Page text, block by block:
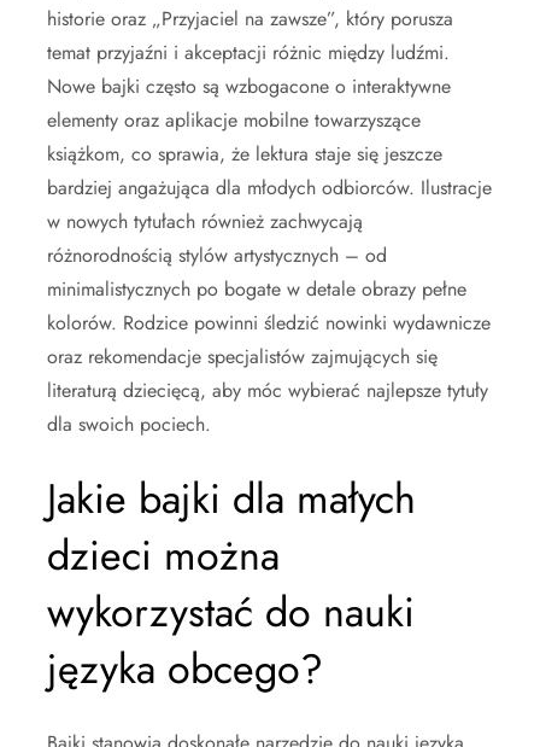
historie oraz „Przyjaciel na zawsze”, który porusza
temat przyjaźni i akceptacji różnic między ludźmi.
Nowe bajki często są wzbogacone o interaktywne
elementy oraz aplikacje mobilne towarzyszące
książkom, co sprawia, że lektura staje się jeszcze
bardziej angażująca dla młodych odbiorców. Ilustracje
w nowych tytułach również zachwycają
różnorodnością stylów artystycznych – od
minimalistycznych po bogate w detale obrazy pełne
kolorów. Rodzice powinni śledzić nowinki wydawnicze
oraz rekomendacje specjalistów zajmujących się
literaturą dziecięcą, aby móc wybierać najlepsze tytuły
dla swoich pociech.
Jakie bajki dla małych
dzieci można
wykorzystać do nauki
języka obcego?